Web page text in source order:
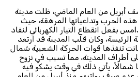
أبريل من العام الماضي، ظلت مدينة
الحرب وتداعياتها المرهقة، حيث
بفعل انقطاع التيار الكهربائي لنفاد
الرئيسة، وكان قلب المدينة قد ارتعد
تنفذها قوات الحركة الشعبية شمال
أطراف المدينة، مما تسبب في نزوح
شمالاً، يأتي ذلك في وقت يشكو فيه